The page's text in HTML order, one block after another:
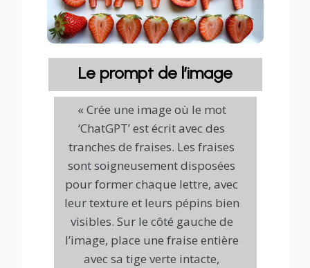
Le prompt de l’image
« Crée une image où le mot
‘ChatGPT’ est écrit avec des
tranches de fraises. Les fraises
sont soigneusement disposées
pour former chaque lettre, avec
leur texture et leurs pépins bien
visibles. Sur le côté gauche de
l’image, place une fraise entière
avec sa tige verte intacte,